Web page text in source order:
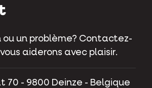
ou un problème? Contactez-
aiderons avec plaisir.
70 - 9800 Deinze - Belgique